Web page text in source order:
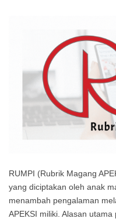
RUMPI (Rubrik Magang
yang diciptakan oleh anak
menambah pengalaman
APEKSI miliki. Alasan